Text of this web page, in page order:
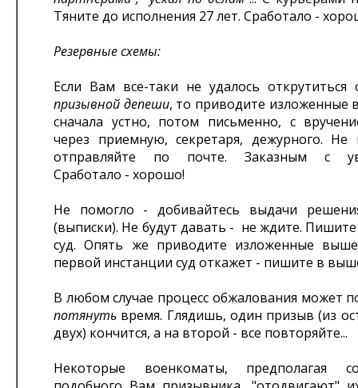
Тяните до исполнения 27 лет. Сработало -
Резервные схемы:
Если Вам все-таки не удалось открутиться
призывной депеши, то приводите изложенные
сначала устно, потом письменно, с
через приемную, секретаря, дежурного.
отправляйте по почте. Заказным с
Сработало - хорошо!
Не помогло - добивайтесь выдачи
(выписки). Не будут давать - не ждите.
суд. Опять же приводите изложенные
первой инстанции суд откажет - пишите в
В любом случае процесс обжалования может
потянуть время. Глядишь, один призыв (из
двух) кончится, а на второй - все повторяйте...
Некоторые военкоматы, предполагая